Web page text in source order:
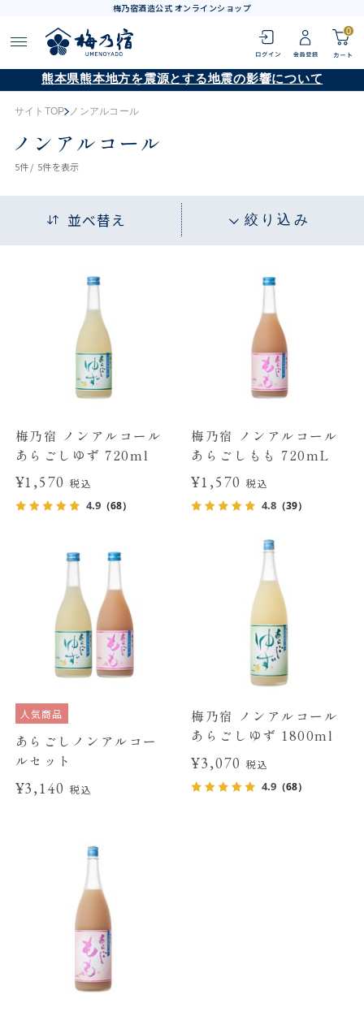
梅乃宿酒造公式 オンラインショップ
0
熊本県熊本地方を震源とする地震の影響について
サイトTOP ノンアルコール
ノンアルコール
5件 / 5件を表示
並べ替え 絞り込み
梅乃宿 ノンアルコール
あらごしゆず 720ml
¥1,570税込
4.9（68）
梅乃宿 ノンアルコール
あらごしもも 720mL
¥1,570 税込
4.8 （39）
人気商品
あらごしノンアルコー
ルセット
¥3,140税込
梅乃宿 ノンアルコール
あらごしゆず 1800ml
¥3,070 税込
4.9 （68）